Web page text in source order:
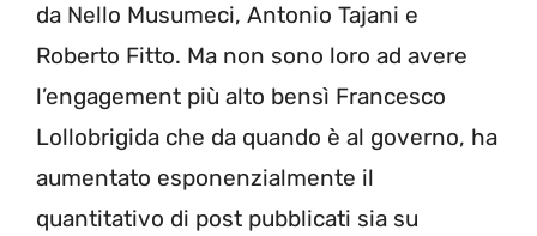
da Nello Musumeci, Antonio Tajani e
Roberto Fitto. Ma non sono loro ad avere
l’engagement più alto bensì Francesco
Lollobrigida che da quando è al governo, ha
aumentato esponenzialmente il
quantitativo di post pubblicati sia su